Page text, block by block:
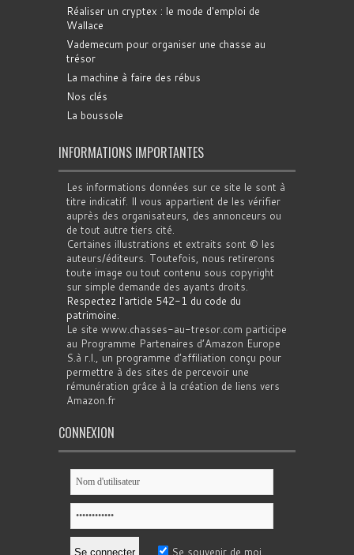
Réaliser un cryptex : le mode d'emploi de
Wallace
Vademecum pour organiser une chasse au
trésor
La machine à faire des rébus
Nos clés
La boussole
INFORMATIONS IMPORTANTES
Les informations données sur ce site le sont à
titre indicatif. Il vous appartient de les vérifier
auprès des organisateurs, des annonceurs ou
de tout autre tiers cité.
Certaines illustrations et extraits sont © les
auteurs/éditeurs. Toutefois, nous retirerons
toute image ou tout contenu sous copyright
sur simple demande des ayants droits.
Respectez l'article 542-1 du code du
patrimoine.
Le site www.chasses-au-tresor.com participe
au Programme Partenaires d’Amazon Europe
S.à r.l., un programme d’affiliation conçu pour
permettre à des sites de percevoir une
rémunération grâce à la création de liens vers
Amazon.fr
CONNEXION
Se souvenir de moi